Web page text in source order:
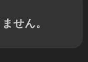
せん。